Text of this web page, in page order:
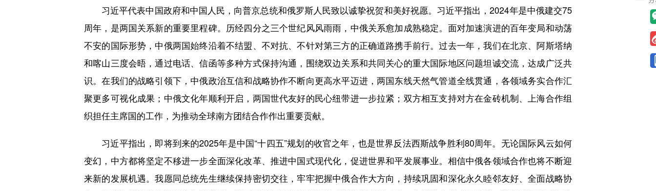
习近平代表中国政府和中国人民，向普京总统和俄罗斯人民致以诚挚祝贺和美好祝愿。习近平指出，2024年是中俄建交75
周年，是两国关系新的重要里程碑。历经四分之三个世纪风风雨雨，中俄关系愈加成熟稳定。面对加速演进的百年变局和动荡
不安的国际形势，中俄两国始终沿着不结盟、不对抗、不针对第三方的正确道路携手前行。过去一年，我们在北京、阿斯塔纳
和喀山三度会晤，通过电话、信函等多种方式保持沟通，围绕双边关系和共同关心的重大国际地区问题坦诚交流，达成广泛共
识。在我们的战略引领下，中俄政治互信和战略协作不断向更高水平迈进，两国东线天然气管道全线贯通，各领域务实合作汇
聚更多可视化成果；中俄文化年顺利开启，两国世代友好的民心纽带进一步拉紧；双方相互支持对方在金砖机制、上海合作组
织担任主席国的工作，为推动全球南方团结合作作出重要贡献。
习近平指出，即将到来的2025年是中国“十四五”规划的收官之年，也是世界反法西斯战争胜利80周年。无论国际风云如何
变幻，中方都将坚定不移进一步全面深化改革、推进中国式现代化，促进世界和平发展事业。相信中俄各领域合作也将不断迎
来新的发展机遇。我愿同总统先生继续保持密切交往，牢牢把握中俄合作大方向，持续巩固和深化永久睦邻友好、全面战略协